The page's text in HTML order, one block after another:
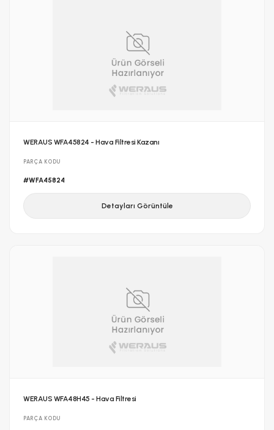
WERAUS WFA45824 - Hava Filtresi Kazanı
PARÇA KODU
#WFA45824
Detayları Görüntüle
WERAUS WFA48H45 - Hava Filtresi
PARÇA KODU